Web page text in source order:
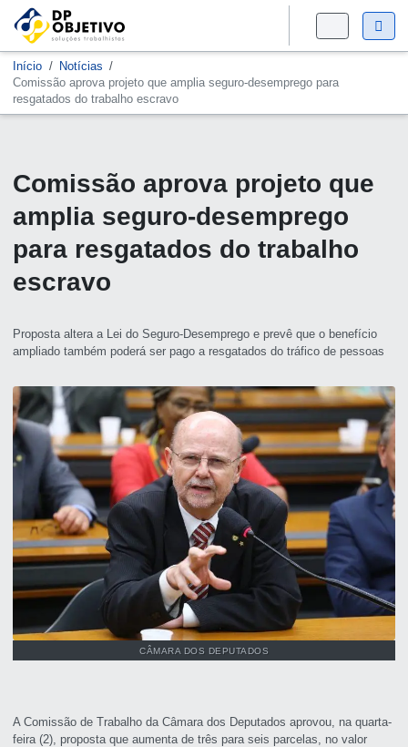
Início
Notícias
Comissão aprova projeto que amplia seguro-desemprego para
resgatados do trabalho escravo
Comissão aprova projeto que
amplia seguro-desemprego
para resgatados do trabalho
escravo
Proposta altera a Lei do Seguro-Desemprego e prevê que o benefício
ampliado também poderá ser pago a resgatados do tráfico de pessoas
CÂMARA DOS DEPUTADOS
A Comissão de Trabalho da Câmara dos Deputados aprovou, na quarta-
feira (2), proposta que aumenta de três para seis parcelas, no valor